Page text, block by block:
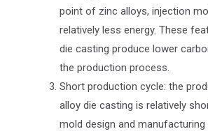
point of zinc alloys, injection
relatively less energy. These
die casting produce lower
the production process.
Short production cycle: the
alloy die casting is relatively
mold design and manufacturing